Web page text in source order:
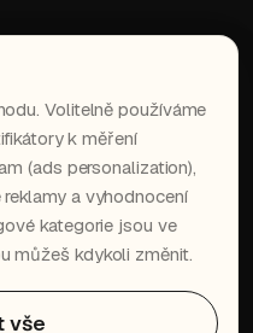
Volitelně používáme
k měření
(ads personalization),
a vyhodnocení
kategorie jsou ve
můžeš kdykoli změnit.
vše